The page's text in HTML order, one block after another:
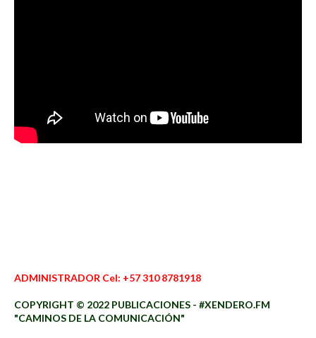
ADMINISTRADOR Cel: +57 310 8781918
COPYRIGHT © 2022 PUBLICACIONES - #XENDERO.FM
"CAMINOS DE LA COMUNICACIÓN"